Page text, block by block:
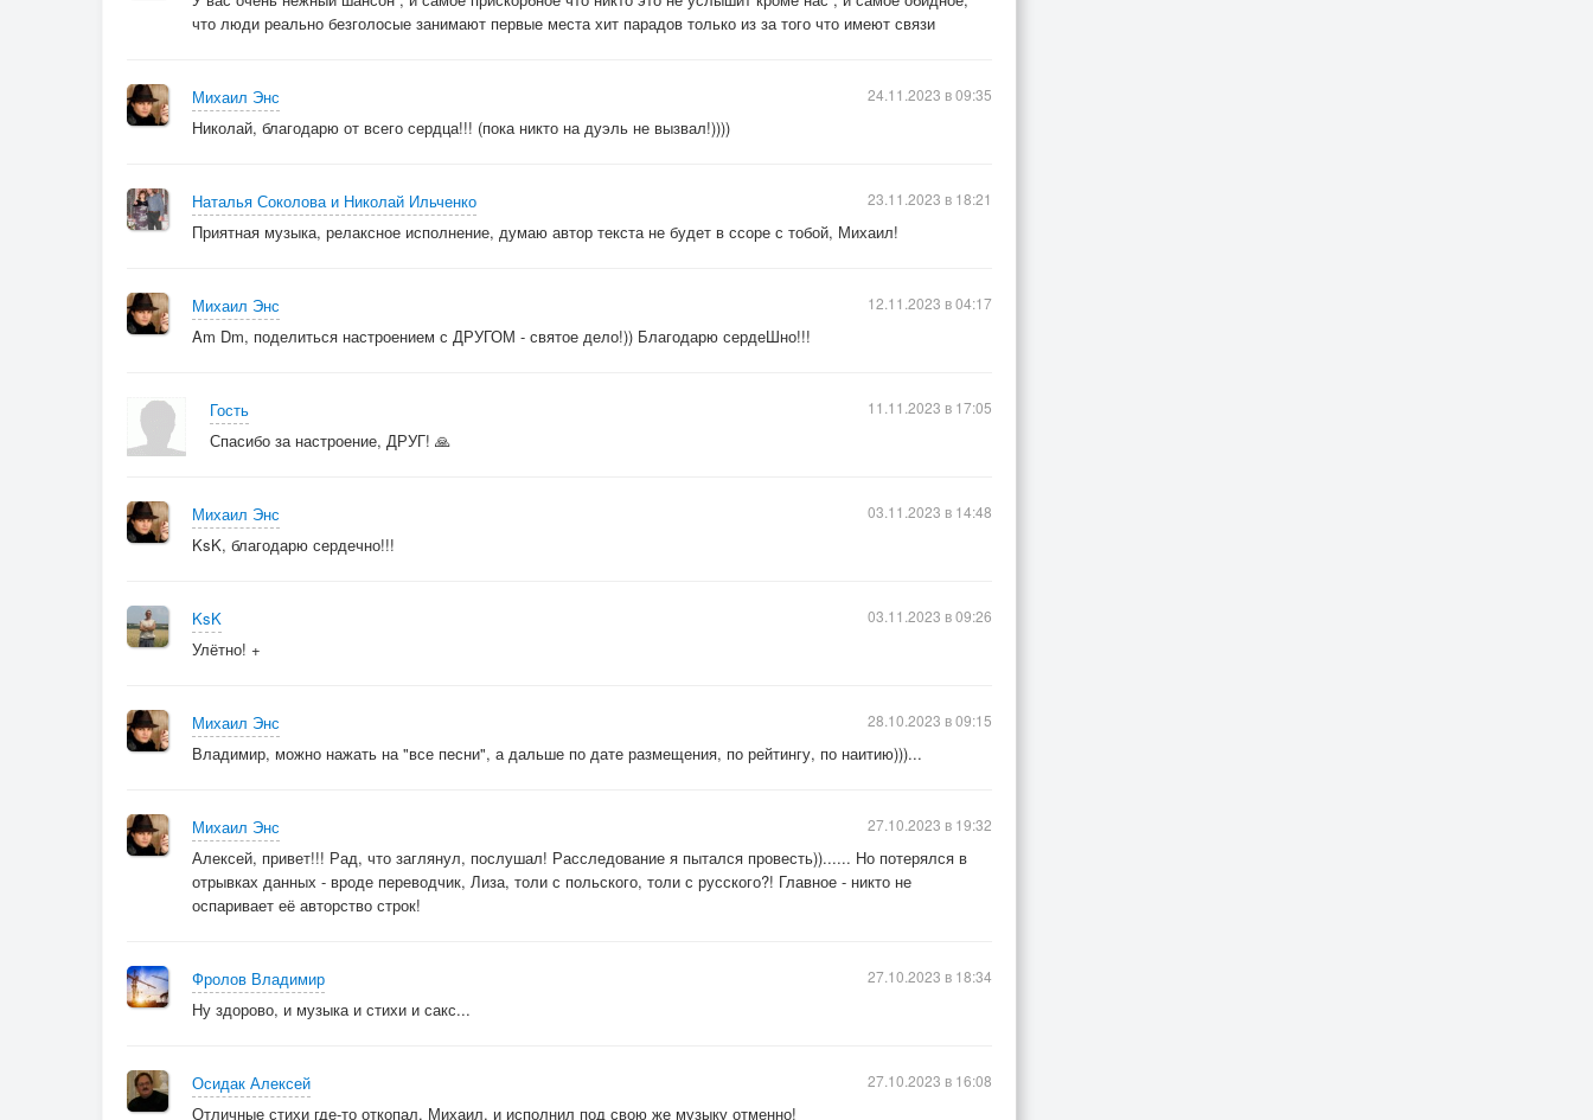
что люди реально безголосые занимают первые места хит парадов только из за того что имеют связи
Михаил Энс
Николай, благодарю от всего сердца!!! (пока никто на дуэль не вызвал!))))
24.11.2023 в 09:35
Наталья Соколова и Николай Ильченко
Приятная музыка, релаксное исполнение, думаю автор текста не будет в ссоре с тобой, Михаил!
23.11.2023 в 18:21
Михаил Энс
Am Dm, поделиться настроением с ДРУГОМ - святое дело!)) Благодарю сердеШно!!!
12.11.2023 в 04:17
Гость
Спасибо за настроение, ДРУГ! 🙏
11.11.2023 в 17:05
Михаил Энс
KsK, благодарю сердечно!!!
03.11.2023 в 14:48
KsK
Улётно! +
03.11.2023 в 09:26
Михаил Энс
Владимир, можно нажать на "все песни", а дальше по дате размещения, по рейтингу, по наитию)))...
28.10.2023 в 09:15
Михаил Энс
Алексей, привет!!! Рад, что заглянул, послушал! Расследование я пытался провесть))...... Но потерялся в
отрывках данных - вроде переводчик, Лиза, толи с польского, толи с русского?! Главное - никто не
оспаривает её авторство строк!
27.10.2023 в 19:32
Фролов Владимир
Ну здорово, и музыка и стихи и сакс...
27.10.2023 в 18:34
Осидак Алексей
Отличные стихи где-то откопал, Михаил, и исполнил под свою же музыку отменно!
27.10.2023 в 16:08